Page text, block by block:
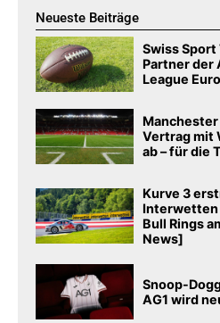
Neueste Beiträge
Swiss
Partner der
League
Vertrag mit
ab – für die
Kurve 3
Interwetten
Bull Rings
News]
Snoop-
AG1 wird